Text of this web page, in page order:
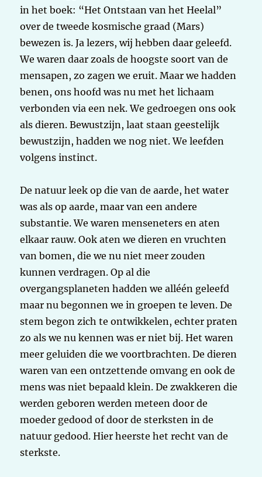
in het boek: “Het Ontstaan van het Heelal”
over de tweede kosmische graad (Mars)
bewezen is. Ja lezers, wij hebben daar geleefd.
We waren daar zoals de hoogste soort van de
mensapen, zo zagen we eruit. Maar we hadden
benen, ons hoofd was nu met het lichaam
verbonden via een nek. We gedroegen ons ook
als dieren. Bewustzijn, laat staan geestelijk
bewustzijn, hadden we nog niet. We leefden
volgens instinct.
De natuur leek op die van de aarde, het water
was als op aarde, maar van een andere
substantie. We waren menseneters en aten
elkaar rauw. Ook aten we dieren en vruchten
van bomen, die we nu niet meer zouden
kunnen verdragen. Op al die
overgangsplaneten hadden we alléén geleefd
maar nu begonnen we in groepen te leven. De
stem begon zich te ontwikkelen, echter praten
zo als we nu kennen was er niet bij. Het waren
meer geluiden die we voortbrachten. De dieren
waren van een ontzettende omvang en ook de
mens was niet bepaald klein. De zwakkeren die
werden geboren werden meteen door de
moeder gedood of door de sterksten in de
natuur gedood. Hier heerste het recht van de
sterkste.